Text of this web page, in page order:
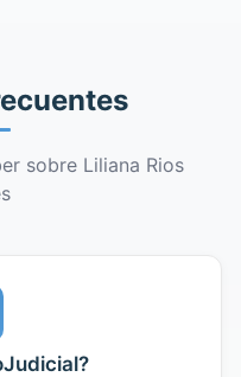
sobre Liliana Rios